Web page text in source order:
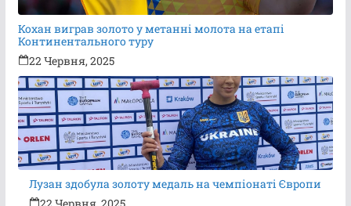
Кохан виграв золото у метанні молота на етапі
Континентального туру
22 Червня, 2025
Лузан здобула золоту медаль на чемпіонаті Європи